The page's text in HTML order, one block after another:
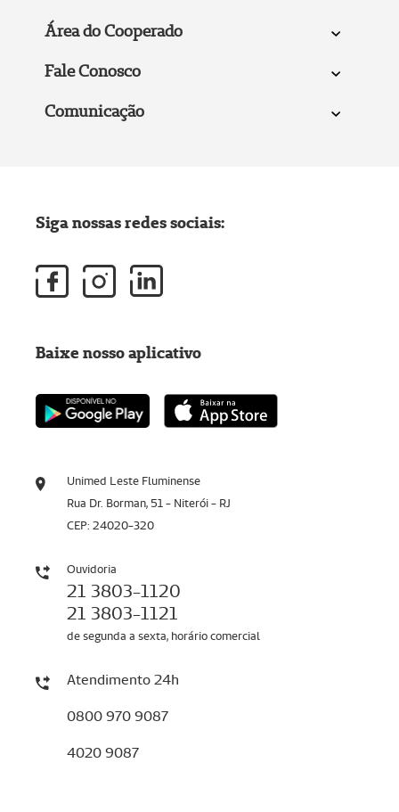
Área do Cooperado
Fale Conosco
Comunicação
Unimed Leste Fluminense
Rua Dr. Borman, 51 - Niterói - RJ
CEP: 24020-320
Ouvidoria
21 3803-1120
21 3803-1121
de segunda a sexta, horário comercial
Atendimento 24h
0800 970 9087
4020 9087
Siga nossas redes sociais:
Baixe nosso aplicativo